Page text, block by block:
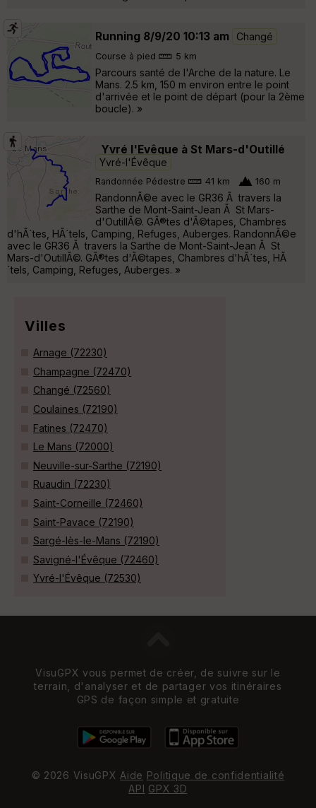
Running 8/9/20 10:13 am Changé
Course à pied 5 km
Parcours santé de l'Arche de la nature. Le
Mans. 2.5 km, 150 m environ entre le point
d'arrivée et le point de départ (pour la 2ème
boucle). »
Yvré l'Evêque à St Mars-d'Outillé
Yvré-l'Évêque
Randonnée Pédestre 41 km 160 m
RandonnÃ©e avec le GR36 Ã travers la
Sarthe de Mont-Saint-Jean Ã St Mars-
d'OutillÃ©. GÃ®tes d'Ã©tapes, Chambres
d'hÃ´tes, HÃ´tels, Camping, Refuges, Auberges. RandonnÃ©e
avec le GR36 Ã travers la Sarthe de Mont-Saint-Jean Ã St
Mars-d'OutillÃ©. GÃ®tes d'Ã©tapes, Chambres d'hÃ´tes, HÃ
´tels, Camping, Refuges, Auberges. »
Villes
Arnage (72230)
Champagne (72470)
Changé (72560)
Coulaines (72190)
Fatines (72470)
Le Mans (72000)
Neuville-sur-Sarthe (72190)
Ruaudin (72230)
Saint-Corneille (72460)
Saint-Pavace (72190)
Sargé-lès-le-Mans (72190)
Savigné-l'Évêque (72460)
Yvré-l'Évêque (72530)
VisuGPX vous permet de créer, de suivre sur le
terrain, d'analyser et de partager vos itinéraires
GPS de façon simple et gratuite
© 2026 VisuGPX Aide Politique de confidentialité
API GPX 3D